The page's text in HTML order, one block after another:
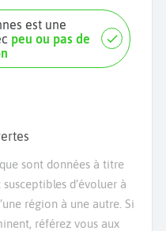
peu ou pas de
sont données à titre
d’évoluer à
région à une autre. Si
référez vous aux